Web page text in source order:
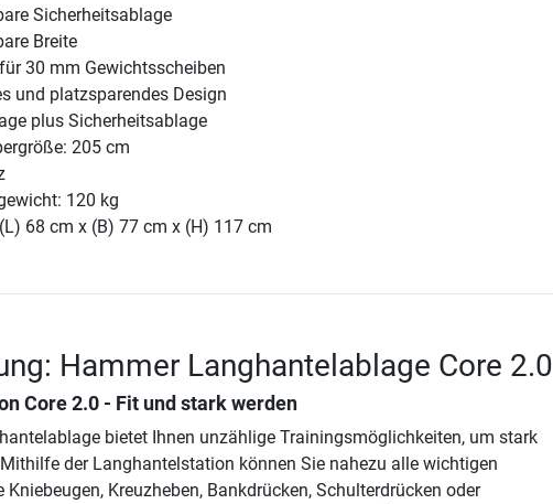
Sicherheitsablage
Breite
30 mm Gewichtsscheiben
und platzsparendes Design
plus Sicherheitsablage
205 cm
120 kg
68 cm x (B) 77 cm x (H) 117 cm
Hammer Langhantelablage Core 2.0
Core 2.0 - Fit und stark werden
bietet Ihnen unzählige Trainingsmöglichkeiten, um stark
der Langhantelstation können Sie nahezu alle wichtigen
Kniebeugen, Kreuzheben, Bankdrücken, Schulterdrücken oder